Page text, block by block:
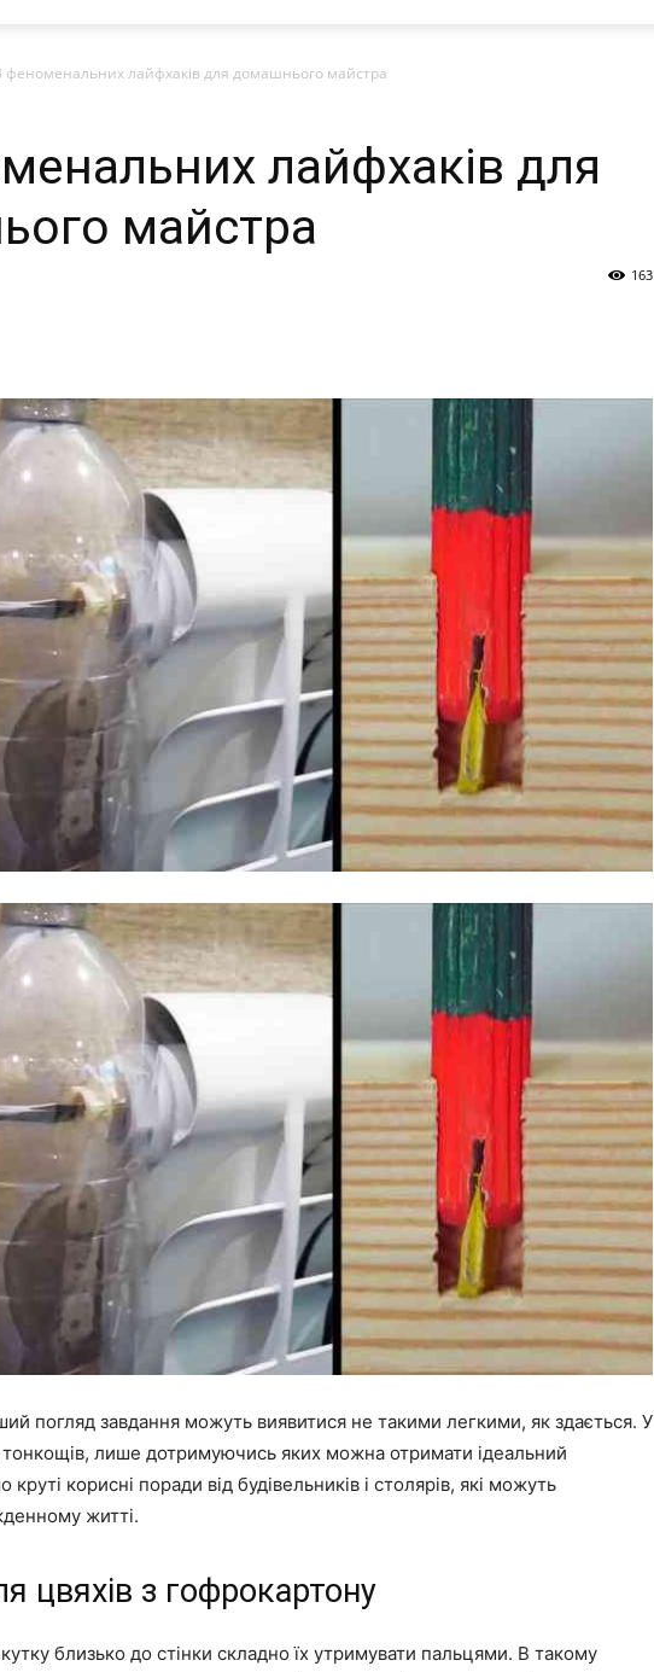
феноменальних лайфхаків для домашнього майстра
лайфхаків для
майстра
163
погляд завдання можуть виявитися не такими легкими, як здається. У
тонкощів, лише дотримуючись яких можна отримати ідеальний
круті корисні поради від будівельників і столярів, які можуть
житті.
цвяхів з гофрокартону
близько до стінки складно їх утримувати пальцями. В такому